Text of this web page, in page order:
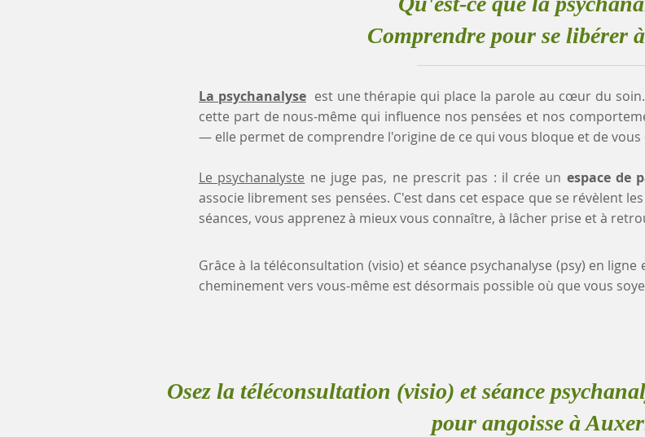
Comprendre pour se libérer
La psychanalyse est une thérapie qui place la parole au cœur du
cette part de nous-même qui influence nos pensées et nos
— elle permet de comprendre l'origine de ce qui vous bloque et de
Le psychanalyste ne juge pas, ne prescrit pas : il crée un espace de
associe librement ses pensées. C'est dans cet espace que se révèlent
séances, vous apprenez à mieux vous connaître, à lâcher prise et à
Grâce à la téléconsultation (visio) et séance psychanalyse (psy) en
cheminement vers vous-même est désormais possible où que vous
Osez la téléconsultation (visio) et séance
pour angoisse à